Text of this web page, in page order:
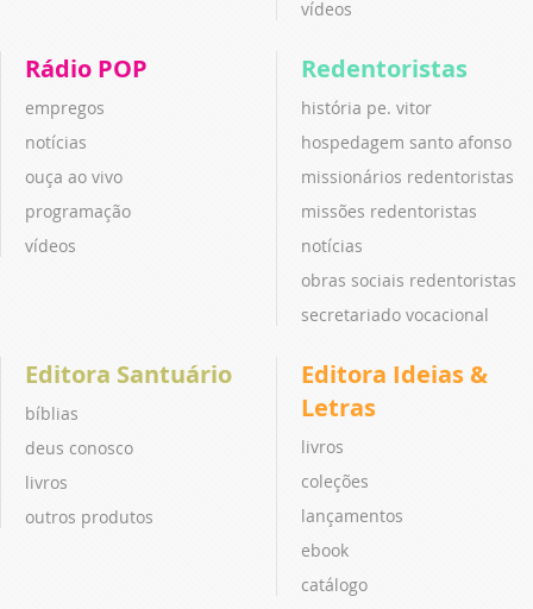
vídeos
Rádio POP
empregos
notícias
ouça ao vivo
programação
vídeos
Redentoristas
história pe. vitor
hospedagem santo afonso
missionários redentoristas
missões redentoristas
notícias
obras sociais redentoristas
secretariado vocacional
Editora Santuário
bíblias
deus conosco
livros
outros produtos
Editora Ideias &
Letras
livros
coleções
lançamentos
ebook
catálogo